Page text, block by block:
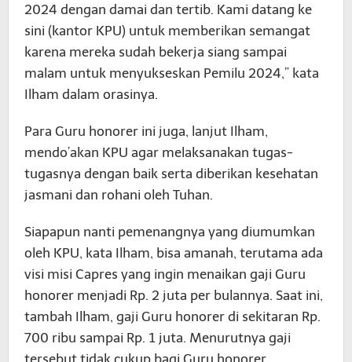
2024 dengan damai dan tertib. Kami datang ke
sini (kantor KPU) untuk memberikan semangat
karena mereka sudah bekerja siang sampai
malam untuk menyukseskan Pemilu 2024,” kata
Ilham dalam orasinya.
Para Guru honorer ini juga, lanjut Ilham,
mendo’akan KPU agar melaksanakan tugas-
tugasnya dengan baik serta diberikan kesehatan
jasmani dan rohani oleh Tuhan.
Siapapun nanti pemenangnya yang diumumkan
oleh KPU, kata Ilham, bisa amanah, terutama ada
visi misi Capres yang ingin menaikan gaji Guru
honorer menjadi Rp. 2 juta per bulannya. Saat ini,
tambah Ilham, gaji Guru honorer di sekitaran Rp.
700 ribu sampai Rp. 1 juta. Menurutnya gaji
tersebut tidak cukup bagi Guru honorer.